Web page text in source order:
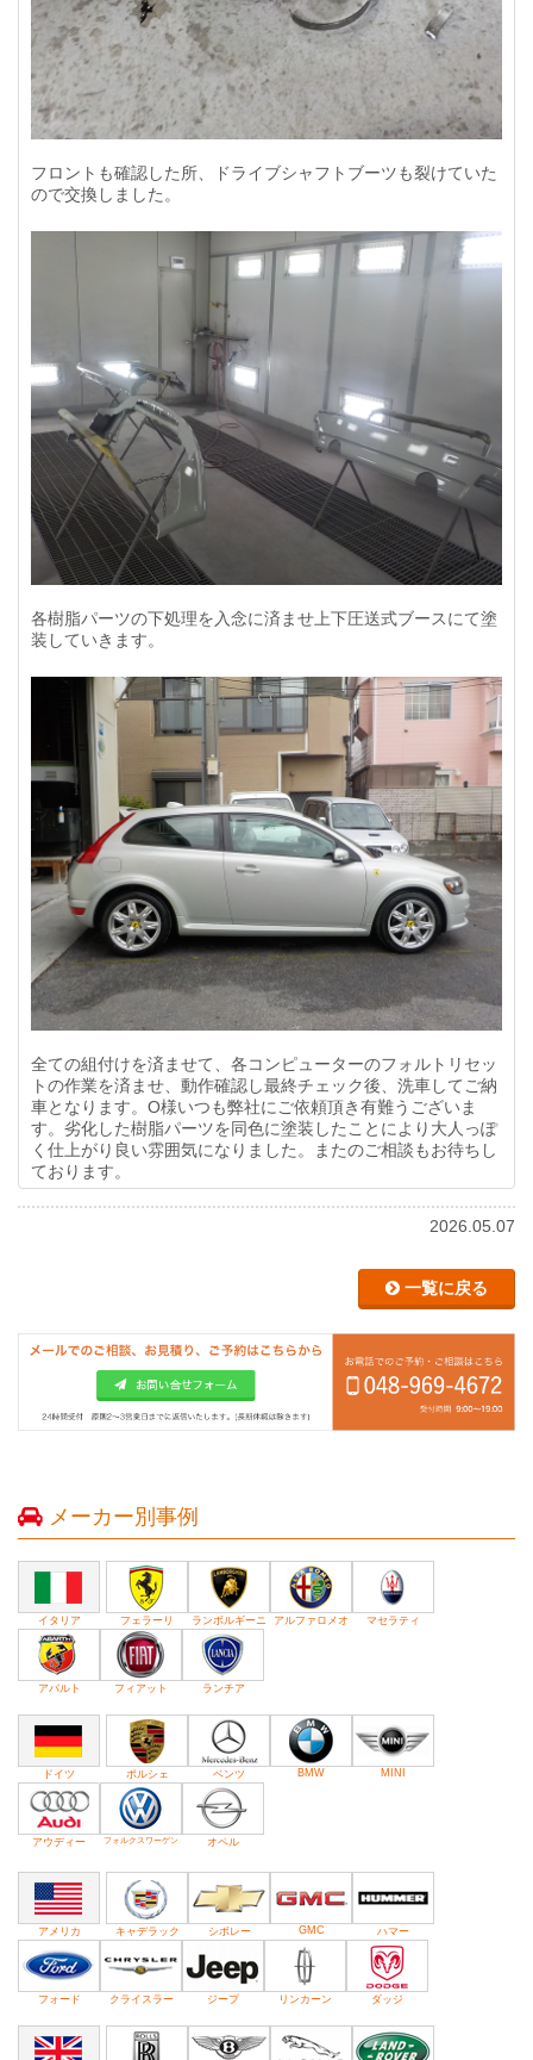
フロントも確認した所、ドライブシャフトブーツも裂けていた
ので交換しました。
各樹脂パーツの下処理を入念に済ませ上下圧送式ブースにて塗
装していきます。
全ての組付けを済ませて、各コンピューターのフォルトリセッ
トの作業を済ませ、動作確認し最終チェック後、洗車してご納
車となります。O様いつも弊社にご依頼頂き有難うございま
す。劣化した樹脂パーツを同色に塗装したことにより大人っぽ
く仕上がり良い雰囲気になりました。またのご相談もお待ちし
ております。
2026.05.07
一覧に戻る
メーカー別事例
イタリア フェラーリ ランボルギーニ アルファロメオ マセラティ
アバルト フィアット ランチア
ドイツ ポルシェ ベンツ BMW MINI
アウディー フォルクスワーゲン オペル
アメリカ キャデラック シボレー GMC ハマー
フォード クライスラー ジープ リンカーン ダッジ